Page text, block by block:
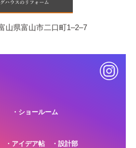
山県富山市二口町1‒2‒7
ショールーム
アイデア帖 設計部